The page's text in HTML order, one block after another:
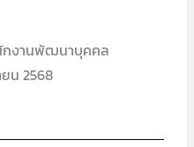
กงานพัฒนาบุคคล
น 2568